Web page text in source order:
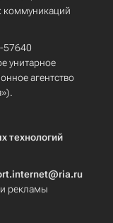
коммуникаций
57640
унитарное
агентство
технологий
рекламы